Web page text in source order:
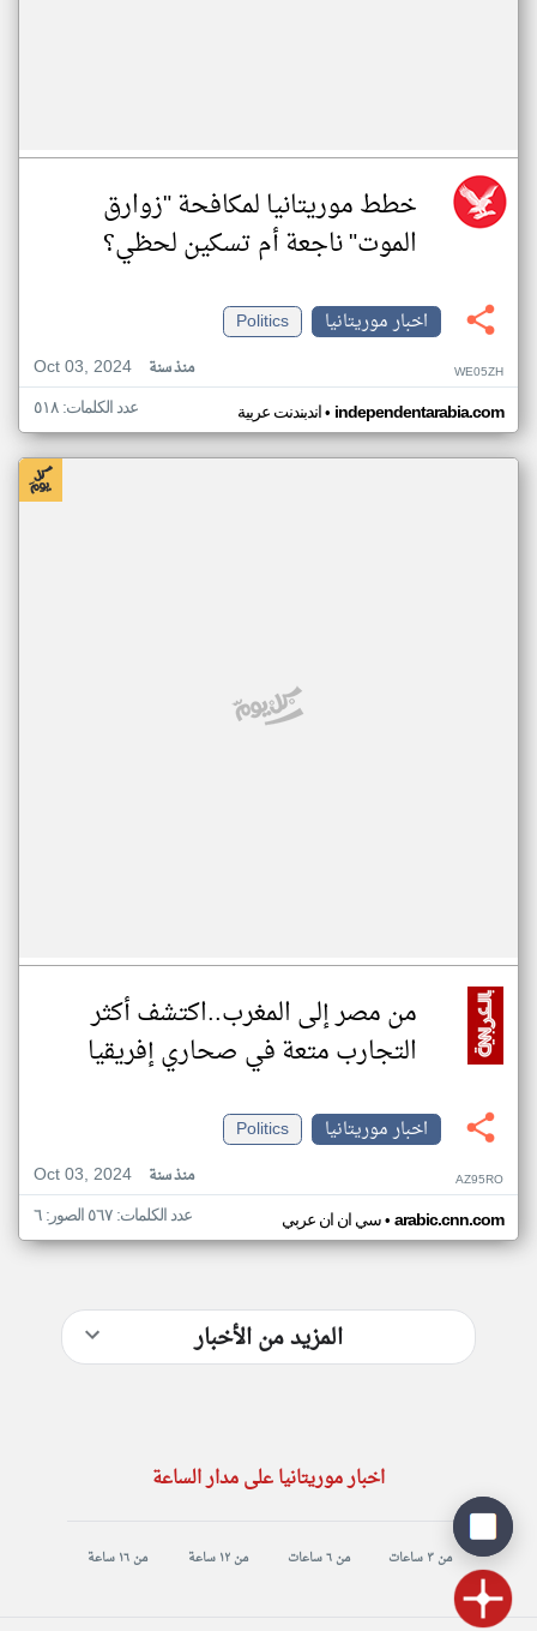
خطط موريتانيا لمكافحة "زوارق
الموت" ناجعة أم تسكين لحظي؟
اخبار موريتانيا
Politics
Oct 03, 2024
منذ سنة WE05ZH
اندبندنت عربية• independentarabia.com عدد الكلمات: ٥١٨
من مصر إلى المغرب..اكتشف أكثر
التجارب متعة في صحاري إفريقيا
اخبار موريتانيا
Politics
Oct 03, 2024
منذ سنة AZ95RO
سي ان ان عربي• arabic.cnn.com عدد الكلمات: ٥٦٧ الصور: ٦
المزيد من الأخبار
اخبار موريتانيا على مدار الساعة
من ٣ ساعات من ٦ ساعات من ١٢ ساعة من ١٦ ساعة